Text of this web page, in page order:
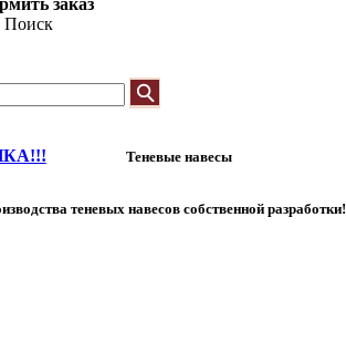
заказ
Поиск
Теневые навесы
теневых навесов собственной разработки!